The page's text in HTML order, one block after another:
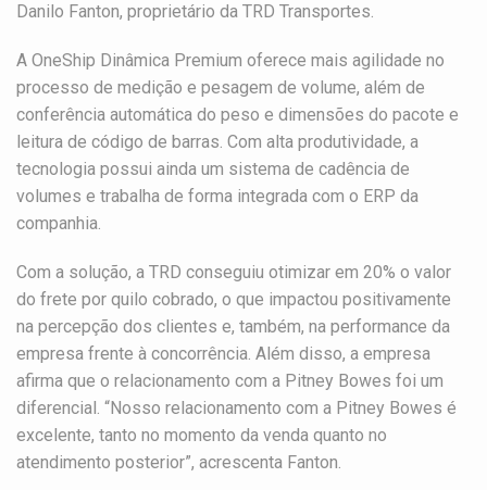
Danilo Fanton, proprietário da TRD Transportes.
A OneShip Dinâmica Premium oferece mais agilidade no
processo de medição e pesagem de volume, além de
conferência automática do peso e dimensões do pacote e
leitura de código de barras. Com alta produtividade, a
tecnologia possui ainda um sistema de cadência de
volumes e trabalha de forma integrada com o ERP da
companhia.
Com a solução, a TRD conseguiu otimizar em 20% o valor
do frete por quilo cobrado, o que impactou positivamente
na percepção dos clientes e, também, na performance da
empresa frente à concorrência. Além disso, a empresa
afirma que o relacionamento com a Pitney Bowes foi um
diferencial. “Nosso relacionamento com a Pitney Bowes é
excelente, tanto no momento da venda quanto no
atendimento posterior”, acrescenta Fanton.